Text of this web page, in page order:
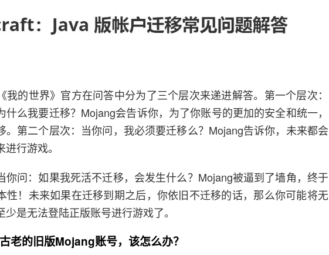
我的世界》官方在问答中分为了三个层次来递进解答。第一个层次：
什么我要迁移？Mojang会告诉你，为了你账号的更加的安全和统一，
。第二个层次：当你问，我必须要迁移么？Mojang告诉你，未来都会
行游戏。
你问：如果我死活不迁移，会发生什么？Mojang被逼到了墙角，终于
性！未来如果在迁移到期之后，你依旧不迁移的话，那么你可能将无
少是无法登陆正版账号进行游戏了。
老的旧版Mojang账号，该怎么办？